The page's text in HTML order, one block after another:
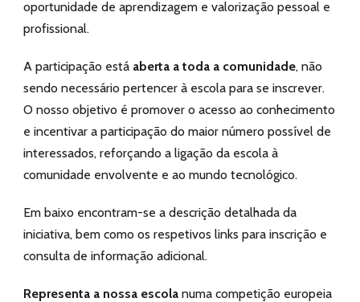
oportunidade de aprendizagem e valorização pessoal e
profissional.
A participação está aberta a toda a comunidade, não
sendo necessário pertencer à escola para se inscrever.
O nosso objetivo é promover o acesso ao conhecimento
e incentivar a participação do maior número possível de
interessados, reforçando a ligação da escola à
comunidade envolvente e ao mundo tecnológico.
Em baixo encontram-se a descrição detalhada da
iniciativa, bem como os respetivos links para inscrição e
consulta de informação adicional.
Representa a nossa escola numa competição europeia